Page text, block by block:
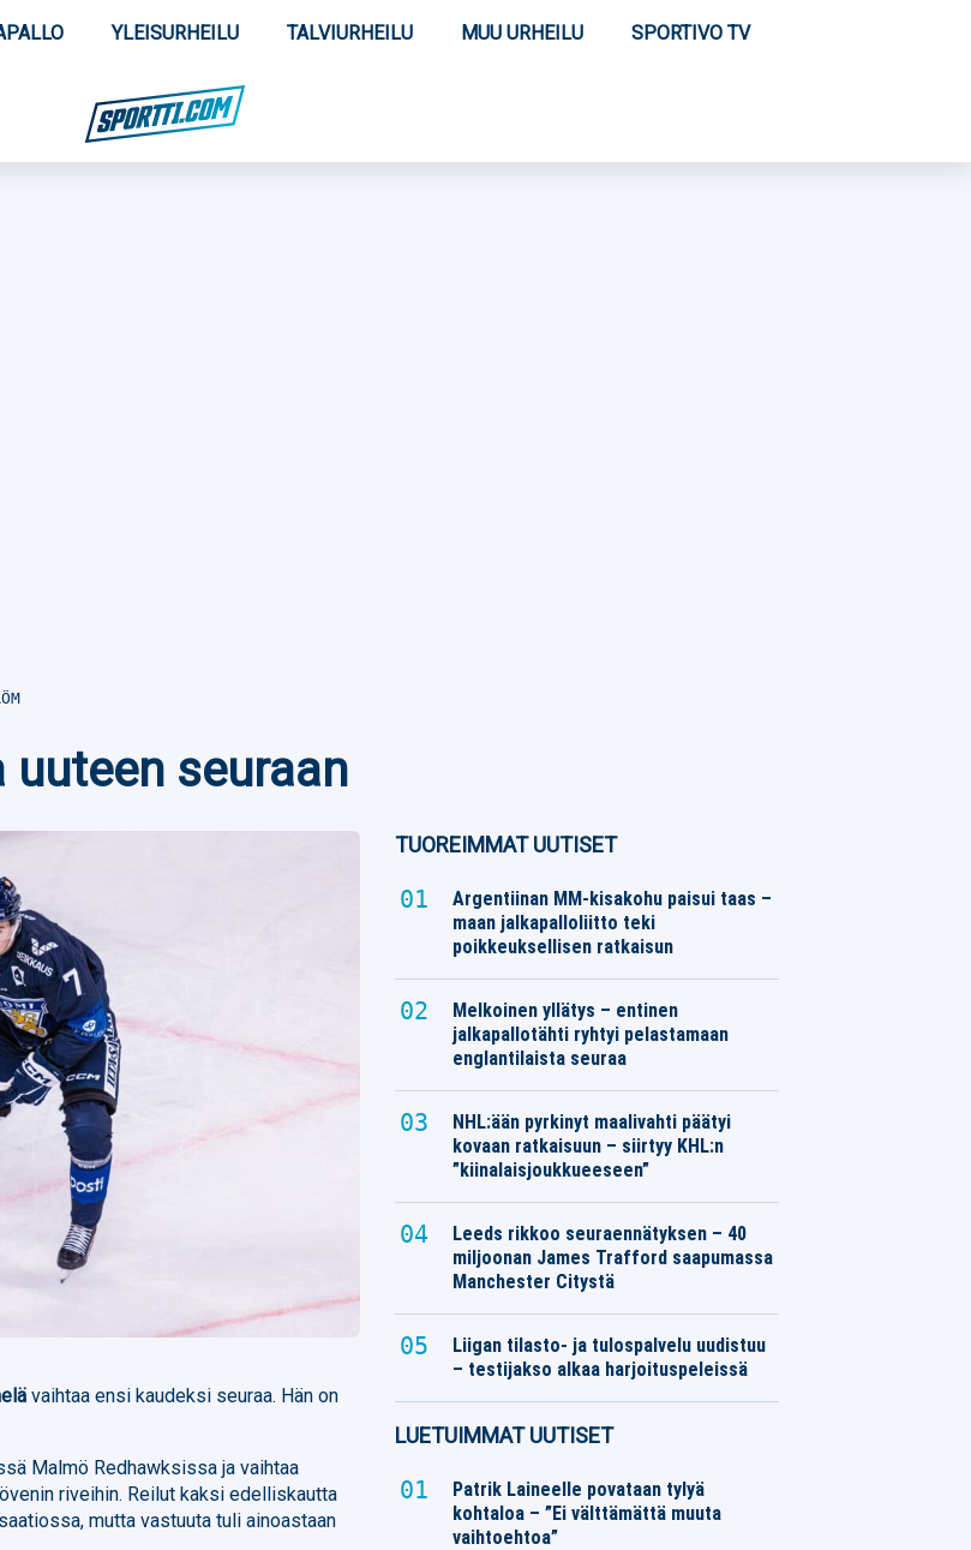
YLEISURHEILU TALVIURHEILU MUU URHEILU SPORTIVO TV
uuteen seuraan
vaihtaa ensi kaudeksi seuraa. Hän on
Malmö Redhawksissa ja vaihtaa
riveihin. Reilut kaksi edelliskautta
mutta vastuuta tuli ainoastaan
TUOREIMMAT UUTISET
Argentiinan MM-kisakohu paisui taas –
maan jalkapalloliitto teki
poikkeuksellisen ratkaisun
Melkoinen yllätys – entinen
jalkapallotähti ryhtyi pelastamaan
englantilaista seuraa
NHL:ään pyrkinyt maalivahti päätyi
kovaan ratkaisuun – siirtyy KHL:n
”kiinalaisjoukkueeseen”
Leeds rikkoo seuraennätyksen – 40
miljoonan James Trafford saapumassa
Manchester Citystä
Liigan tilasto- ja tulospalvelu uudistuu
– testijakso alkaa harjoituspeleissä
LUETUIMMAT UUTISET
Patrik Laineelle povataan tylyä
kohtaloa – ”Ei välttämättä muuta
vaihtoehtoa”